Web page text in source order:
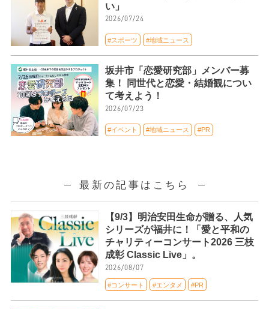
い」
2026/07/24
#スポーツ #地域ニュース
坂井市「恋愛研究部」メンバー募
集！ 同世代と恋愛・結婚観につい
て考えよう！
2026/07/23
#イベント #地域ニュース #PR
最新の記事はこちら
【9/3】明治安田生命が贈る、人気
シリーズが福井に！「愛と平和の
チャリティーコンサート2026 三枝
成彰 Classic Live」。
2026/08/07
#コンサート #エンタメ #PR